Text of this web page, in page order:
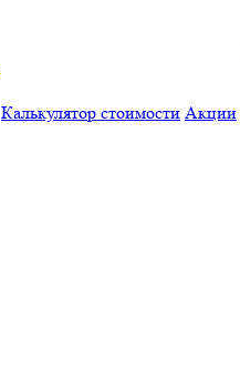
Калькулятор стоимости Акции